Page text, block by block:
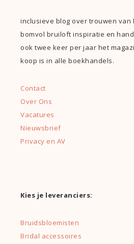
inclusieve blog over trouwen van
bomvol bruiloft inspiratie en
ook twee keer per jaar het
koop is in alle boekhandels.
Contact
Over Ons
Vacatures
Nieuwsbrief
Privacy en AV
Kies je leveranciers:
Bruidsbloemisten
Bridal accessoires